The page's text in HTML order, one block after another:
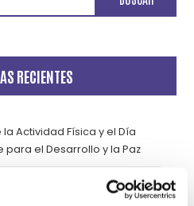
RECIENTES
Actividad Física y el Día
el Desarrollo y la Paz